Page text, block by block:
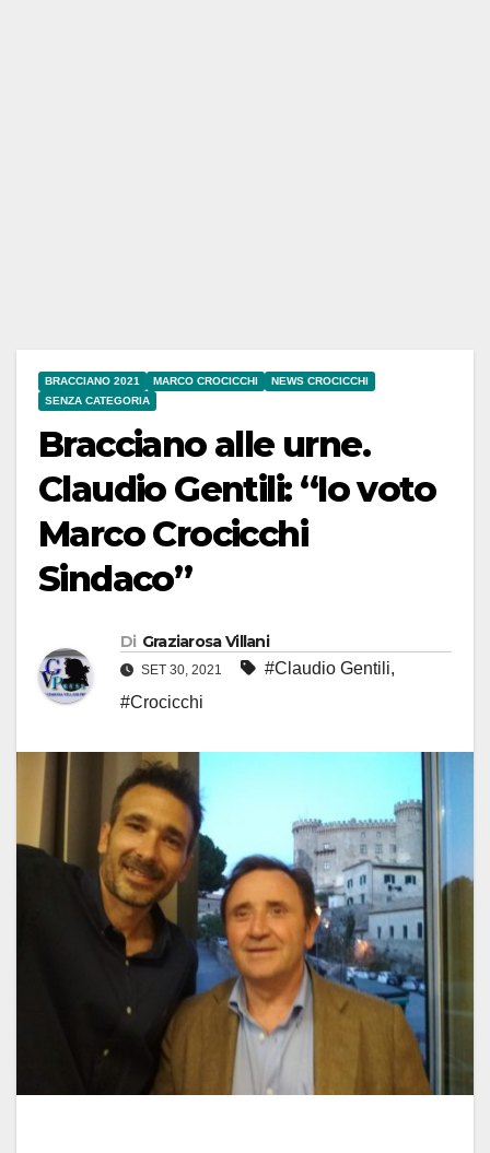
BRACCIANO 2021 MARCO CROCICCHI
NEWS CROCICCHI
SENZA CATEGORIA
Bracciano alle urne.
Claudio Gentili: “Io voto
Marco Crocicchi
Sindaco”
Di Graziarosa Villani
SET 30, 2021 #Claudio Gentili,
#Crocicchi